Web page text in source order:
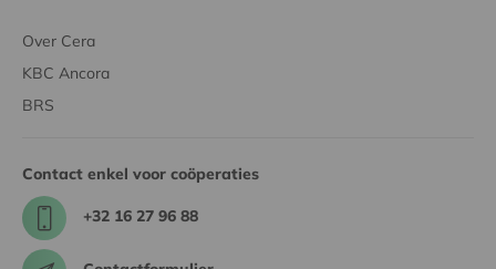
Over Cera
KBC Ancora
BRS
Contact enkel voor coöperaties
+32 16 27 96 88